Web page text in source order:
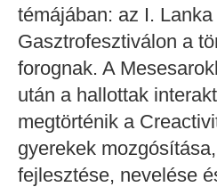
témájában: az I.
Gasztrofesztiválon a
forognak. A
után a hallottak
megtörténik a
gyerekek
fejlesztése, nevelése